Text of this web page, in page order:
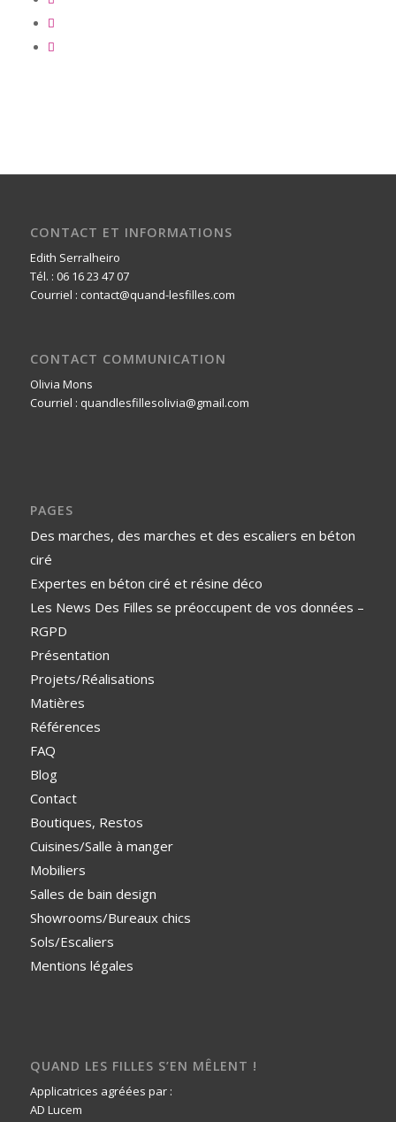
CONTACT ET INFORMATIONS
Edith Serralheiro
Tél. : 06 16 23 47 07
Courriel : contact@quand-lesfilles.com
CONTACT COMMUNICATION
Olivia Mons
Courriel : quandlesfillesolivia@gmail.com
PAGES
Des marches, des marches et des escaliers en béton
ciré
Expertes en béton ciré et résine déco
Les News Des Filles se préoccupent de vos données –
RGPD
Présentation
Projets/Réalisations
Matières
Références
FAQ
Blog
Contact
Boutiques, Restos
Cuisines/Salle à manger
Mobiliers
Salles de bain design
Showrooms/Bureaux chics
Sols/Escaliers
Mentions légales
QUAND LES FILLES S’EN MÊLENT !
Applicatrices agréées par :
AD Lucem